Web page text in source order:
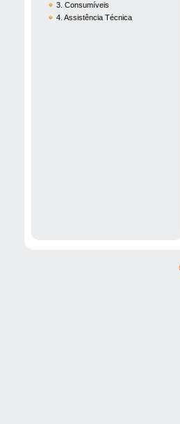
3. Consumíveis
4. Assistência Técnica